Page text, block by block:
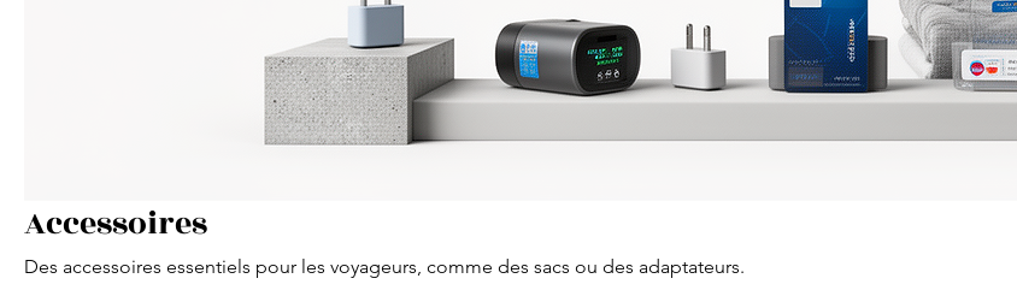
Accessoires
Des accessoires essentiels pour les voyageurs, comme des sacs ou des adaptateurs.